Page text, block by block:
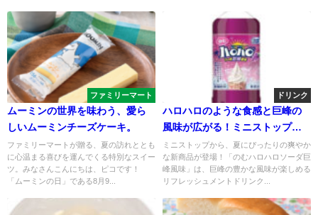
ファミリーマート
ムーミンの世界を味わう、愛ら
しいムーミンチーズケーキ。
ファミリーマートが贈る、夏の訪れととも
に心温まる喜びを運んでくる特別なスイー
ツ。みなさんこんにちは、ピコです！
「ムーミンの日」である8月9...
ドリンク
ハロハロのような食感と巨峰の
風味が広がる！ミニストップか
らのむハロハロソーダ巨峰風味
で夏の涼しさを味わおう
ミニストップから、夏にぴったりの爽やか
な新商品が登場！「のむハロハロソーダ巨
峰風味」は、巨峰の豊かな風味が楽しめる
リフレッシュメントドリンク...